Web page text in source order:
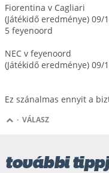
Fiorentina v Cagliari
(Játékidő eredménye) 09/
5 feyenoord
NEC v feyenoord
(Játékidő eredménye) 09/
Ez szánalmas ennyit a
· VÁLASZ
további